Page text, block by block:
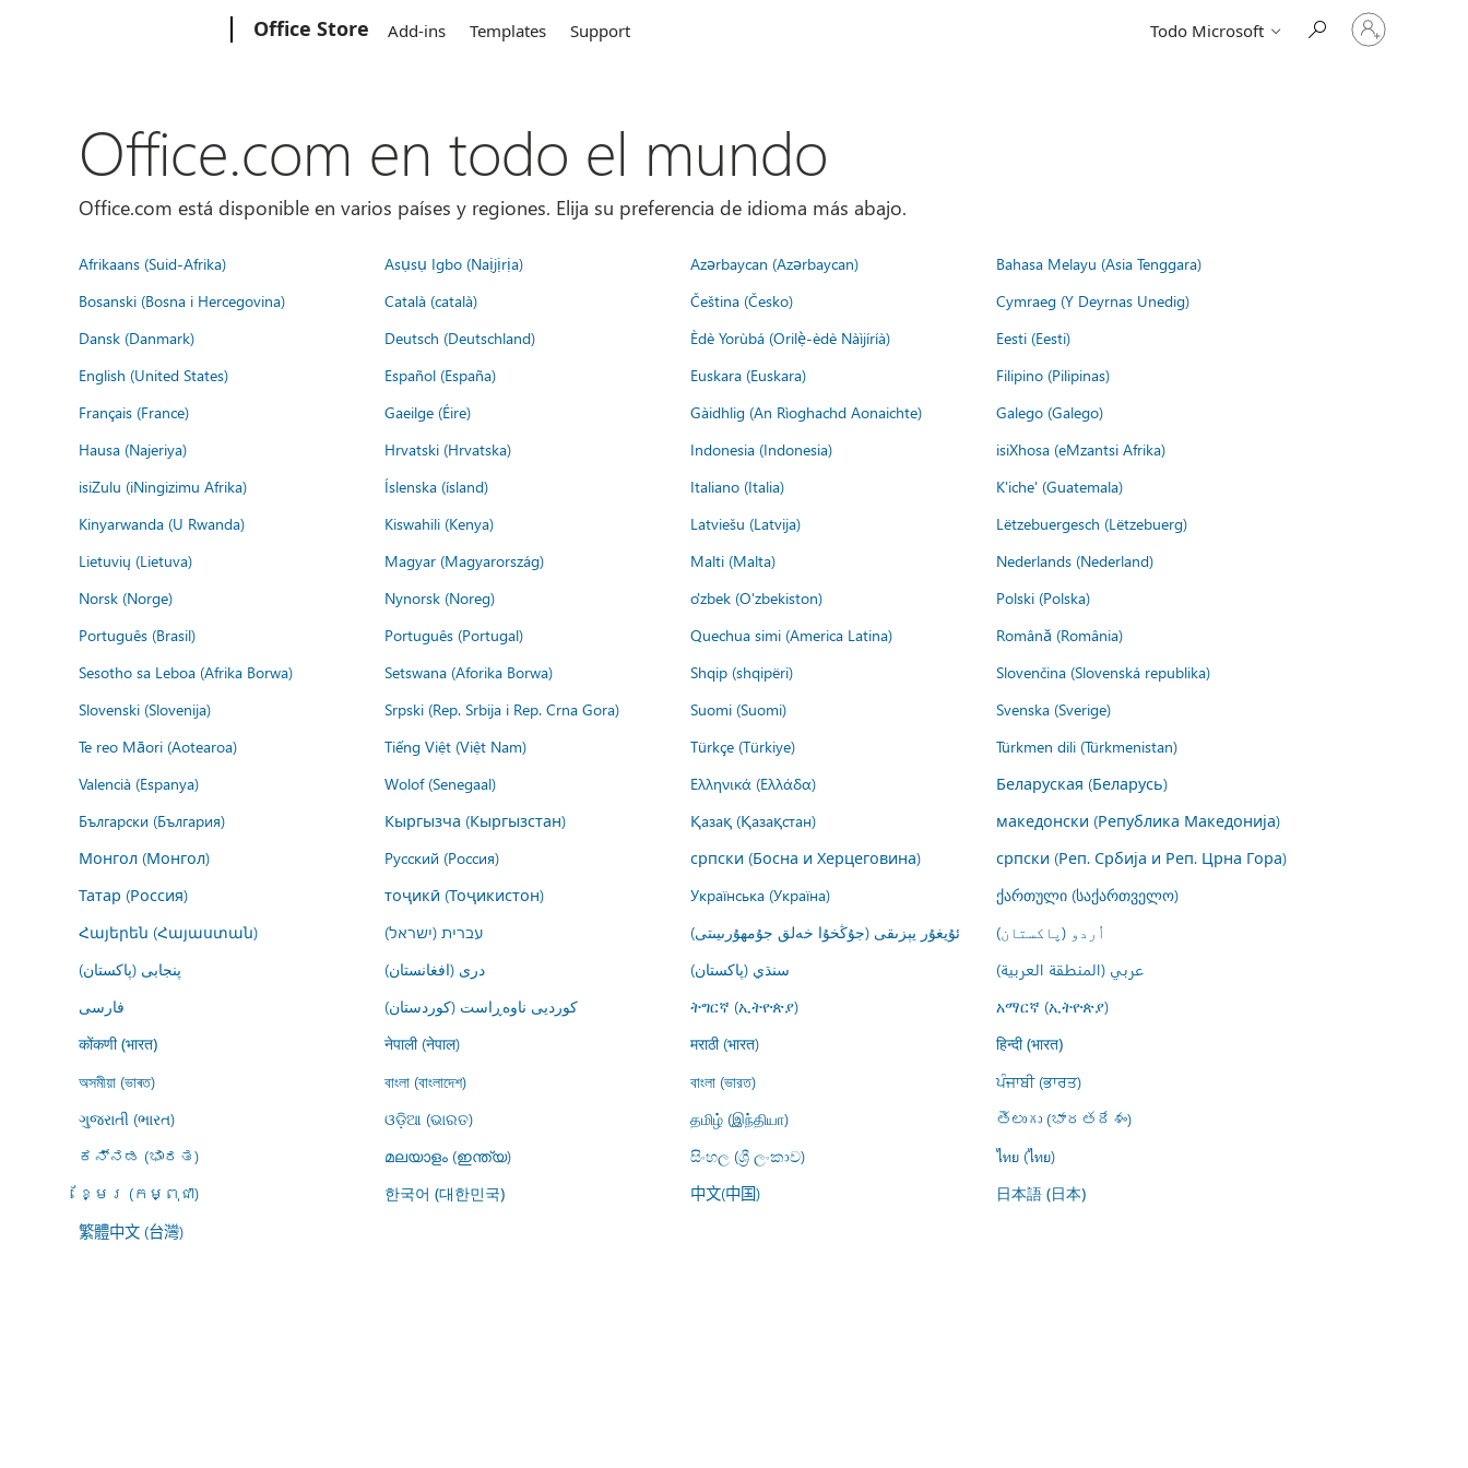
Office Store Add-ins Templates Support Todo Microsoft
Iniciar
sesión
Office.com en todo el mundo
Office.com está disponible en varios países y regiones. Elija su preferencia de idioma más abajo.
Afrikaans (Suid-Afrika) Asụsụ Igbo (Naịjịrịa) Azərbaycan (Azərbaycan)
Bahasa Melayu (Asia Tenggara)
Bosanski (Bosna i Hercegovina)
Català (català) Čeština (Česko)
Cymraeg (Y Deyrnas Unedig)
Dansk (Danmark)
Deutsch (Deutschland) Èdè Yorùbá (Orilẹ̀-èdè Nàìjíríà)
Eesti (Eesti)
English (United States)
Español (España) Euskara (Euskara)
Filipino (Pilipinas)
Français (France)
Gaeilge (Éire) Gàidhlig (An Rìoghachd Aonaichte)
Galego (Galego)
Hausa (Najeriya)
Hrvatski (Hrvatska) Indonesia (Indonesia)
isiXhosa (eMzantsi Afrika)
isiZulu (iNingizimu Afrika)
Íslenska (ísland) Italiano (Italia)
K'iche' (Guatemala)
Kinyarwanda (U Rwanda)
Kiswahili (Kenya) Latviešu (Latvija)
Lëtzebuergesch (Lëtzebuerg)
Lietuvių (Lietuva)
Magyar (Magyarország) Malti (Malta)
Nederlands (Nederland)
Norsk (Norge)
Nynorsk (Noreg) o'zbek (O'zbekiston)
Polski (Polska)
Português (Brasil)
Português (Portugal) Quechua simi (America Latina)
Română (România)
Sesotho sa Leboa (Afrika Borwa)
Setswana (Aforika Borwa) Shqip (shqipëri)
Slovenčina (Slovenská republika)
Slovenski (Slovenija)
Srpski (Rep. Srbija i Rep. Crna Gora) Suomi (Suomi)
Svenska (Sverige)
Te reo Māori (Aotearoa)
Tiếng Việt (Việt Nam) Türkçe (Türkiye)
Türkmen dili (Türkmenistan)
Valencià (Espanya)
Wolof (Senegaal) Ελληνικά (Ελλάδα)
Беларуская (Беларусь)
Български (България)
Кыргызча (Кыргызстан) Қазақ (Қазақстан)
македонски (Република Македонија)
Монгол (Монгол)
Русский (Россия) српски (Босна и Херцеговина)
српски (Реп. Србија и Реп. Црна Гора)
Татар (Россия)
тоҷикӣ (Тоҷикистон) Українська (Україна)
ქართული (საქართველო)
Հայերեն (Հայաստան)
עברית (ישראל) ئۇيغۇر يېزىقى (جۇڭخۇا خەلق جۇمھۇرىيىتى)
اُردو (پاکستان)
پنجابی (پاکستان)
درى (افغانستان) سنڌي (پاکستان)
عربي (المنطقة العربية)
فارسى
کوردیی ناوەڕاست (کوردستان) ትግርኛ (ኢትዮጵያ) አማርኛ (ኢትዮጵያ)
कोंकणी (भारत) नेपाली (नेपाल) मराठी (भारत) हिन्दी (भारत)
অসমীয়া (ভাৰত) বাংলা (বাংলাদেশ) বাংলা (ভারত)
ਪੰਜਾਬੀ (ਭਾਰਤ)
ગુજરાતી (ભારત)
ଓଡ଼ିଆ (ଭାରତ) தமிழ் (இந்தியா)
తెలుగు (భారతదేశం)
ಕನ್ನಡ (ಭಾರತ)
മലയാളം (ഇന്ത്യ) සිංහල (ශ්‍රී ලංකාව)
ไทย (ไทย)
ខ្មែរ (កម្ពុជា)
한국어 (대한민국) 中文(中国) 日本語 (日本)
繁體中文 (台灣)